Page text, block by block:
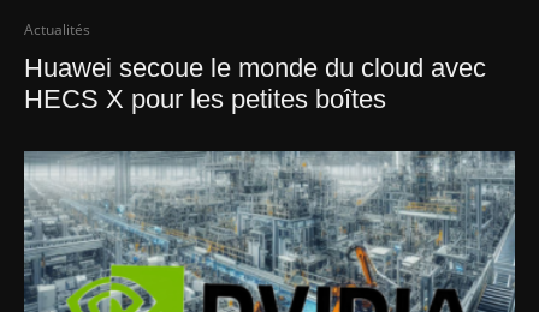
Actualités
Huawei secoue le monde du cloud avec
HECS X pour les petites boîtes